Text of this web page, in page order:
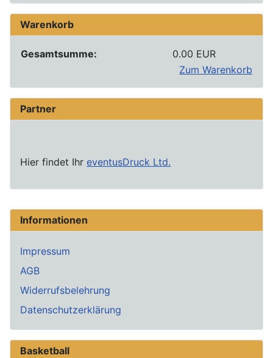
Informationen
Impressum
AGB
Widerrufsbelehrung
Datenschutzerklärung
Basketball
Warenkorb
Gesamtsumme:
0.00 EUR
Zum Warenkorb
Partner
Hier findet Ihr eventusDruck Ltd.